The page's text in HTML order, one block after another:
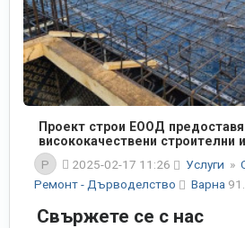
Проект строи ЕООД предоставя
висококачествени строителни
P
2025-02-17 11:26 Услуги »
Ремонт - Дърводелство
Варна
Свържете се с нас